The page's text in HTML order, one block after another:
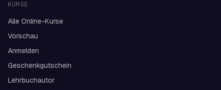
KURSE
Alle Online-Kurse
Vorschau
Anmelden
Geschenkgutschein
Lehrbuchautor